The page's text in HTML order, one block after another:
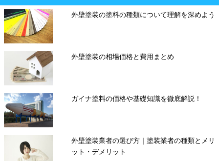
外壁塗装の塗料の種類について理解を深めよう
外壁塗装の相場価格と費用まとめ
ガイナ塗料の価格や基礎知識を徹底解説！
外壁塗装業者の選び方｜塗装業者の種類とメリ
ット・デメリット